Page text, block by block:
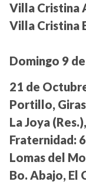
Villa Cristina
Villa Cristina
Domingo 9
21 de
Portillo,
La Joya
Fraternidad:
Lomas del
Bo. Abajo, El